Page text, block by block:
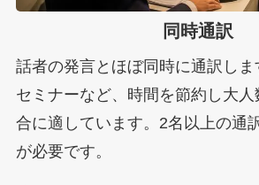
同時通訳
話者の発言とほぼ同時に通訳し
セミナーなど、時間を節約し大
合に適しています。2名以上の通
が必要です。